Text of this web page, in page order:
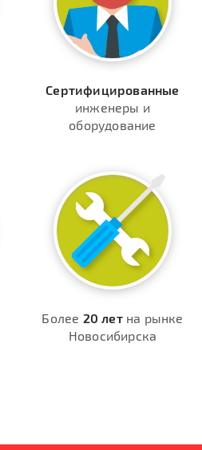
Сертифицированные
инженеры и
оборудование
Более 20 летна рынке
Новосибирска